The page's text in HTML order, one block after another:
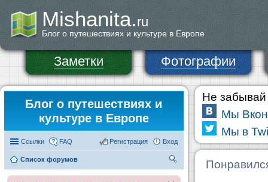
Mishanita.ru
Блог о путешествиях и культуре в Европе
Заметки Фотографии
Блог о путешествиях и
культуре в Европе
Ссылки FAQ Вход
Регистрация
Список форумов
Не забывай
Мы
Мы в